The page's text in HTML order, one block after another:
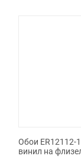
Обои ER12112-
винил на